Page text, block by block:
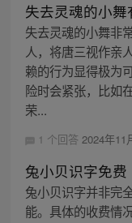
失去灵魂的小舞
失去灵魂的小舞非
人，将唐三视作亲
赖的行为显得极为
险时会紧张，比如
荣...
1 个回答 2024年11
兔小贝识字免费
兔小贝识字并非完
能。具体的收费情